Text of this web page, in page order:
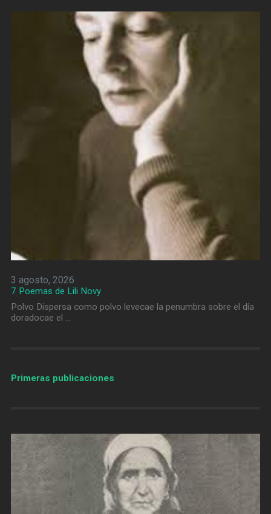
3 agosto, 2026
7 Poemas de Lili Novy
Polvo Dispersa como polvo levecae la penumbra sobre el día
doradocae el …
Primeras publicaciones